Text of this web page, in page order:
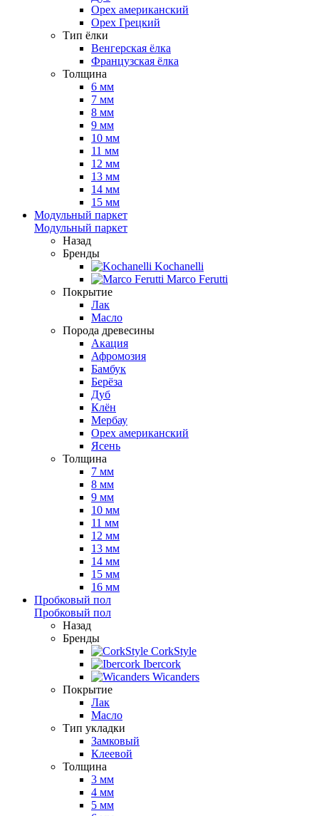
Орех американский
Орех Грецкий
Тип ёлки
Венгерская ёлка
Французская ёлка
Толщина
6 мм
7 мм
8 мм
9 мм
10 мм
11 мм
12 мм
13 мм
14 мм
15 мм
Модульный паркет
Модульный паркет
Назад
Бренды
Kochanelli
Marco Ferutti
Покрытие
Лак
Масло
Порода древесины
Акация
Афромозия
Бамбук
Берёза
Дуб
Клён
Мербау
Орех американский
Ясень
Толщина
7 мм
8 мм
9 мм
10 мм
11 мм
12 мм
13 мм
14 мм
15 мм
16 мм
Пробковый пол
Пробковый пол
Назад
Бренды
CorkStyle
Ibercork
Wicanders
Покрытие
Лак
Масло
Тип укладки
Замковый
Клеевой
Толщина
3 мм
4 мм
5 мм